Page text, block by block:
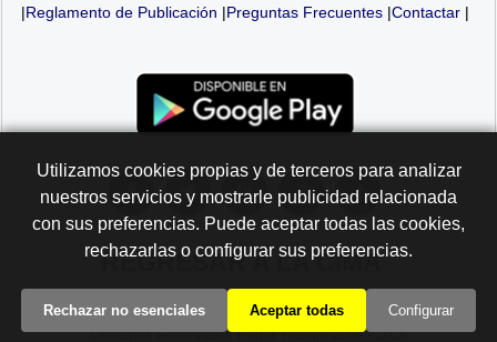
|Reglamento de Publicación |Preguntas Frecuentes|Contactar|
Utilizamos cookies propias y de terceros para analizar
nuestros servicios y mostrarle publicidad relacionada
con sus preferencias. Puede aceptar todas las cookies,
rechazarlas o configurar sus preferencias.
Rechazar no esenciales Aceptar todas Configurar
REGRESAR A LACIMA
Derechos Reservados Portal Trabajo 2009 - 2026